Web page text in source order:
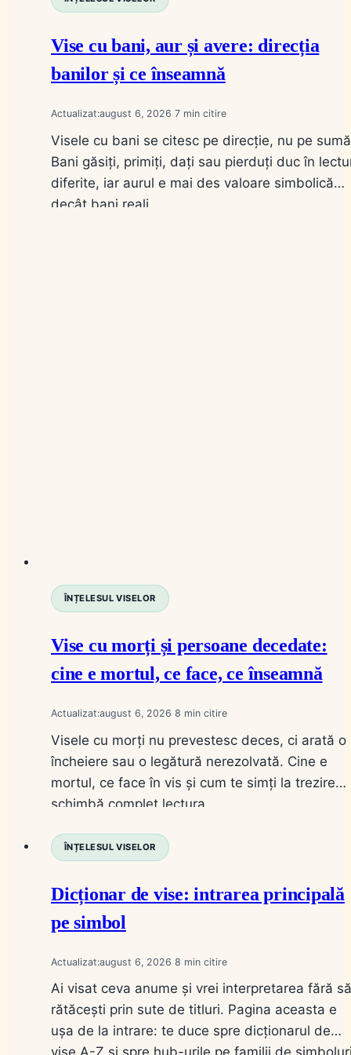
Vise cu bani, aur și avere: direcția
banilor și ce înseamnă
Actualizat:august 6, 2026 7
Visele cu bani se citesc pe direcție, nu pe
Bani găsiți, primiți, dați sau pierduți duc în
diferite, iar aurul e mai des valoare simbolică
decât bani reali.
ÎNȚELESUL VISELOR
Vise cu morți și persoane decedate:
cine e mortul, ce face, ce înseamnă
Actualizat:august 6, 2026 8
Visele cu morți nu prevestesc deces, ci arată o
încheiere sau o legătură nerezolvată. Cine e
mortul, ce face în vis și cum te simți la trezire
schimbă complet lectura.
ÎNȚELESUL VISELOR
Dicționar de vise: intrarea principală
pe simbol
Actualizat:august 6, 2026 8
Ai visat ceva anume și vrei interpretarea fără să
rătăcești prin sute de titluri. Pagina aceasta e
ușa de la intrare: te duce spre dicționarul de